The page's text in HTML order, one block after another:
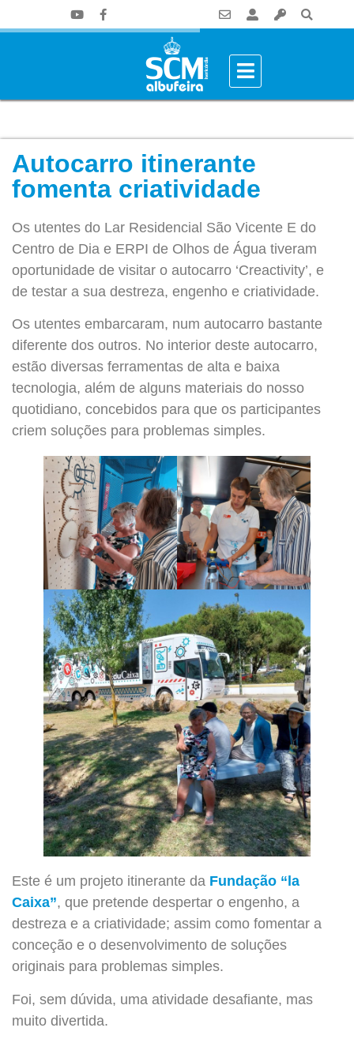
Autocarro itinerante
fomenta criatividade
Os utentes do Lar Residencial São Vicente E do
Centro de Dia e ERPI de Olhos de Água tiveram
oportunidade de visitar o autocarro ‘Creactivity’, e
de testar a sua destreza, engenho e criatividade.
Os utentes embarcaram, num autocarro bastante
diferente dos outros. No interior deste autocarro,
estão diversas ferramentas de alta e baixa
tecnologia, além de alguns materiais do nosso
quotidiano, concebidos para que os participantes
criem soluções para problemas simples.
Este é um projeto itinerante da Fundação “la
Caixa”, que pretende despertar o engenho, a
destreza e a criatividade; assim como fomentar a
conceção e o desenvolvimento de soluções
originais para problemas simples.
Foi, sem dúvida, uma atividade desafiante, mas
muito divertida.